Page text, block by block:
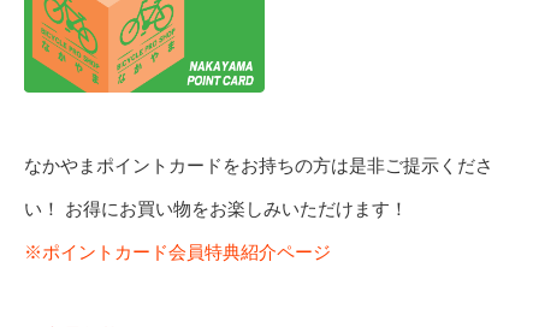
なかやまポイントカードをお持ちの方は是非ご提示くださ
い！ お得にお買い物をお楽しみいただけます！
※ポイントカード会員特典紹介ページ